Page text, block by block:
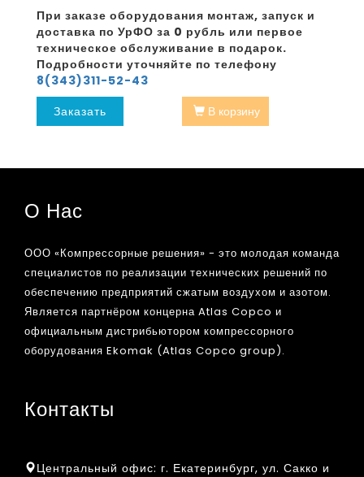
При заказе оборудования монтаж, запуск и
доставка по УрФО за 0 рубль или первое
техническое обслуживание в подарок.
Подробности уточняйте по телефону
8(343)311-52-43
Заказать
В корзину
О Нас
ООО «Компрессорные решения» - это молодая команда
специалистов по реализации технических решений по
обеспечению предприятий сжатым воздухом и азотом.
Является партнёром концерна Atlas Copco и
официальным дистрибьютором компрессорного
оборудования Ekomak (Atlas Copco group).
Контакты
Центральный офис: г. Екатеринбург, ул. Сакко и